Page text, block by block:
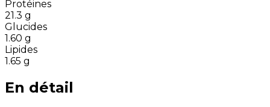
Protéines
21.3 g
Glucides
1.60 g
Lipides
1.65 g
En détail